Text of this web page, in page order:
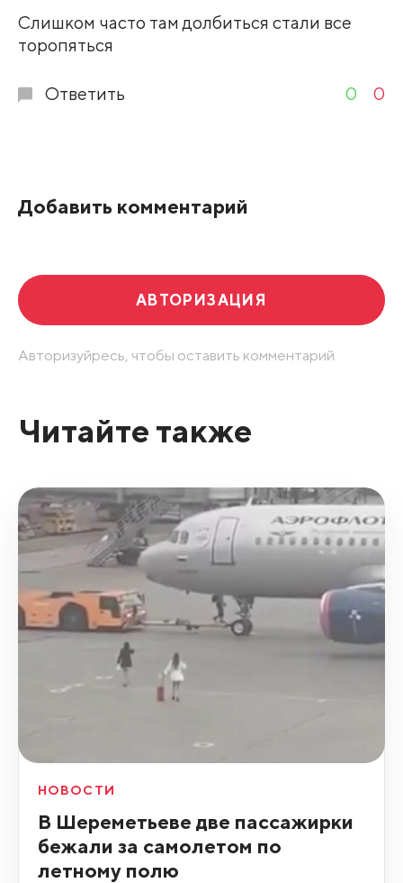
Развернуть все
Слишком часто там долбиться стали все
торопяться
Ответить 0 0
Добавить комментарий
АВТОРИЗАЦИЯ
Авторизуйресь, чтобы оставить комментарий.
Читайте также
НОВОСТИ
В Шереметьеве две пассажирки
бежали за самолетом по
летному полю